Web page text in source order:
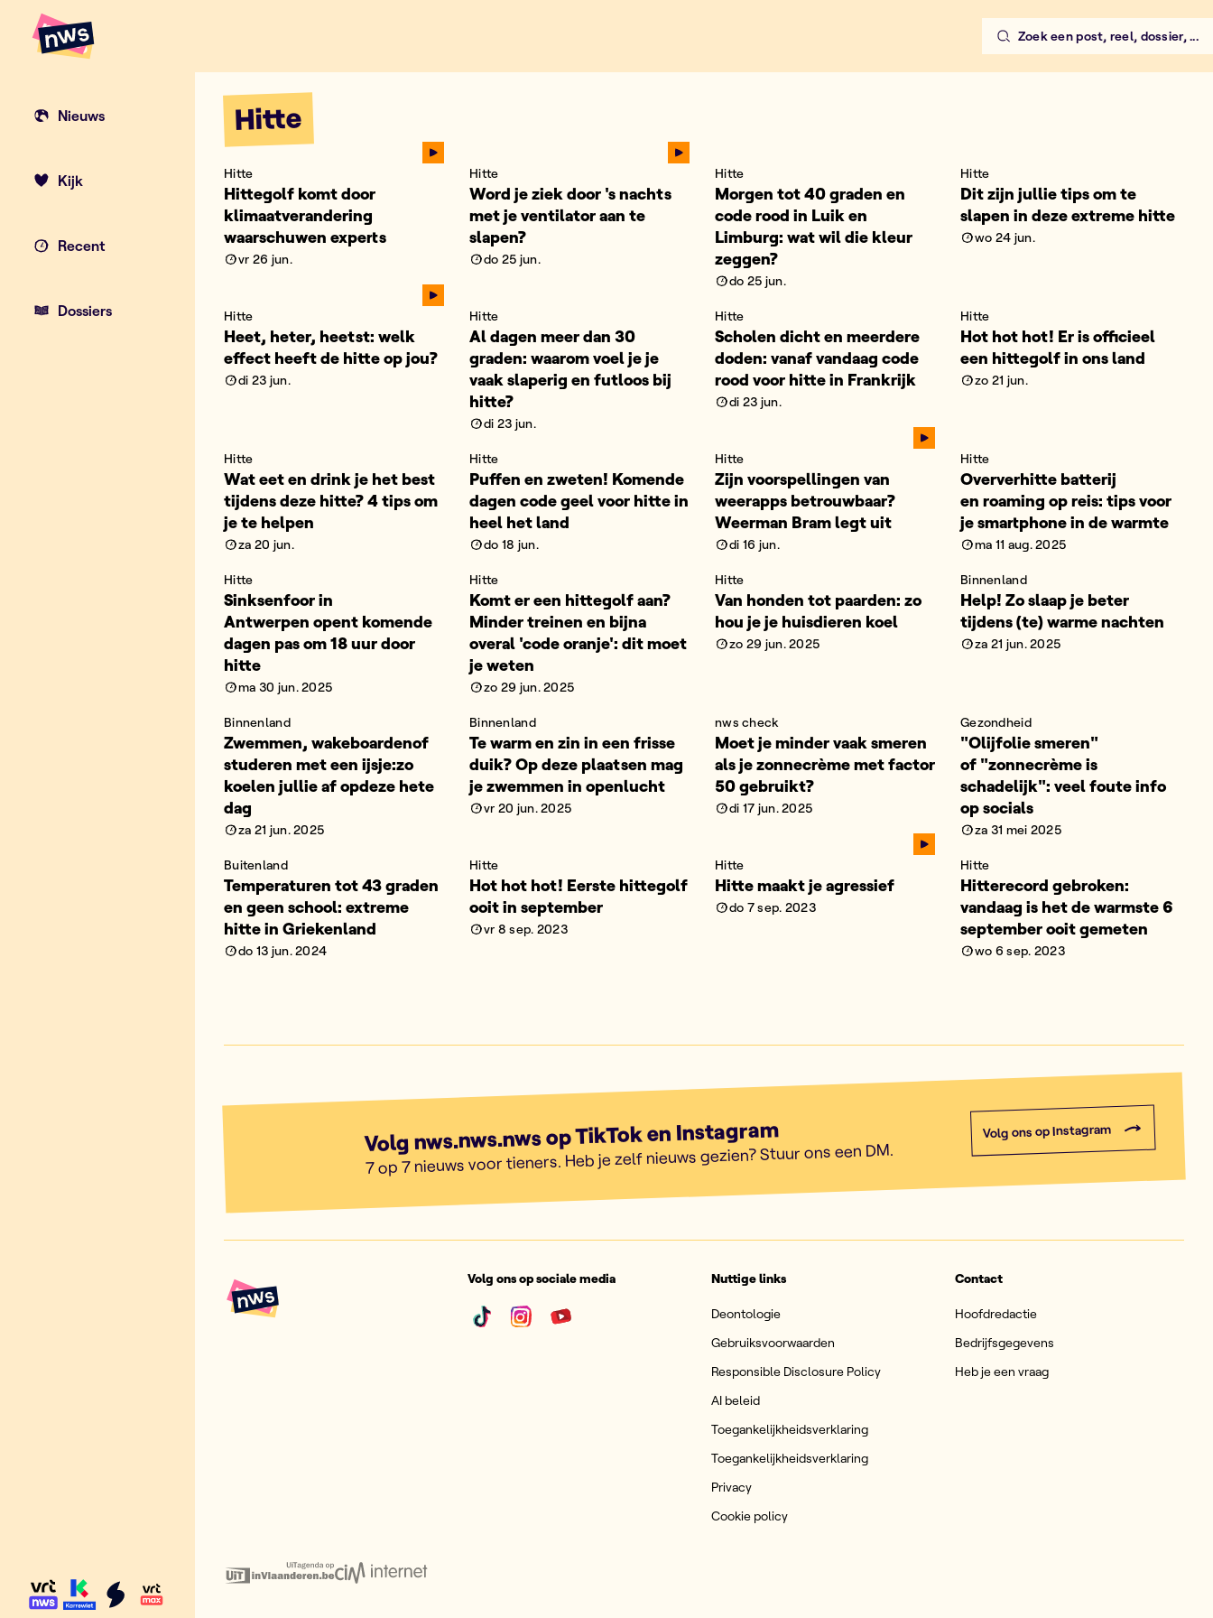
Zoek een post, reel, dossier, ...
Nieuws
Kijk
Recent
Dossiers
Hitte
Hitte
Hittegolf komt door
klimaatverandering
waarschuwen experts
vr 26 jun.
Hitte
Word je ziek door 's nachts
met je ventilator aan te
slapen?
do 25 jun.
Hitte
Morgen tot 40 graden en
code rood in Luik en
Limburg: wat wil die kleur
zeggen?
do 25 jun.
Hitte
Dit zijn jullie tips om te
slapen in deze extreme hitte
wo 24 jun.
Hitte
Heet, heter, heetst: welk
effect heeft de hitte op jou?
di 23 jun.
Hitte
Al dagen meer dan 30
graden: waarom voel je je
vaak slaperig en futloos bij
hitte?
di 23 jun.
Hitte
Scholen dicht en meerdere
doden: vanaf vandaag code
rood voor hitte in Frankrijk
di 23 jun.
Hitte
Hot hot hot! Er is officieel
een hittegolf in ons land
zo 21 jun.
Hitte
Wat eet en drink je het best
tijdens deze hitte? 4 tips om
je te helpen
za 20 jun.
Hitte
Puffen en zweten! Komende
dagen code geel voor hitte in
heel het land
do 18 jun.
Hitte
Zijn voorspellingen van
weerapps betrouwbaar?
Weerman Bram legt uit
di 16 jun.
Hitte
Oververhitte batterij
en roaming op reis: tips voor
je smartphone in de warmte
ma 11 aug. 2025
Hitte
Sinksenfoor in
Antwerpen opent komende
dagen pas om 18 uur door
hitte
ma 30 jun. 2025
Hitte
Komt er een hittegolf aan?
Minder treinen en bijna
overal 'code oranje': dit moet
je weten
zo 29 jun. 2025
Hitte
Van honden tot paarden: zo
hou je je huisdieren koel
zo 29 jun. 2025
Binnenland
Help! Zo slaap je beter
tijdens (te) warme nachten
za 21 jun. 2025
Binnenland
Zwemmen, wakeboardenof
studeren met een ijsje:zo
koelen jullie af opdeze hete
dag
za 21 jun. 2025
Binnenland
Te warm en zin in een frisse
duik? Op deze plaatsen mag
je zwemmen in openlucht
vr 20 jun. 2025
nws check
Moet je minder vaak smeren
als je zonnecrème met factor
50 gebruikt?
di 17 jun. 2025
Gezondheid
"Olijfolie smeren"
of "zonnecrème is
schadelijk": veel foute info
op socials
za 31 mei 2025
Buitenland
Temperaturen tot 43 graden
en geen school: extreme
hitte in Griekenland
do 13 jun. 2024
Hitte
Hot hot hot! Eerste hittegolf
ooit in september
vr 8 sep. 2023
Hitte
Hitte maakt je agressief
do 7 sep. 2023
Hitte
Hitterecord gebroken:
vandaag is het de warmste 6
september ooit gemeten
wo 6 sep. 2023
Volg nws.nws.nws op TikTok en Instagram
7 op 7 nieuws voor tieners. Heb je zelf nieuws gezien? Stuur ons een DM.
Volg ons op Instagram
Volg ons op sociale media Nuttige links
Deontologie
Gebruiksvoorwaarden
Responsible Disclosure Policy
AI beleid
Toegankelijkheidsverklaring
Toegankelijkheidsverklaring
Privacy
Cookie policy
Contact
Hoofdredactie
Bedrijfsgegevens
Heb je een vraag